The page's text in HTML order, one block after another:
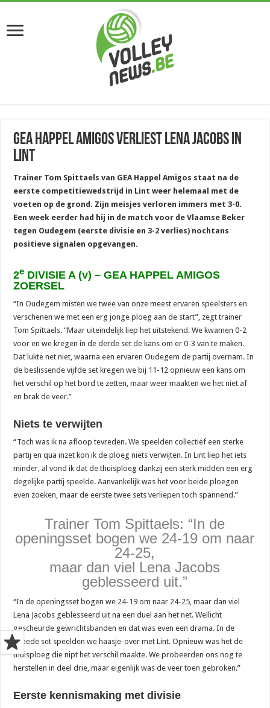
GEA Happel Amigos verliest Lena Jacobs in
Lint
Trainer Tom Spittaels van GEA Happel Amigos staat na de
eerste competitiewedstrijd in Lint weer helemaal met de
voeten op de grond. Zijn meisjes verloren immers met 3-0.
Een week eerder had hij in de match voor de Vlaamse Beker
tegen Oudegem (eerste divisie en 3-2 verlies) nochtans
positieve signalen opgevangen.
2e DIVISIE A (v) – GEA HAPPEL AMIGOS
ZOERSEL
“In Oudegem misten we twee van onze meest ervaren speelsters en
verschenen we met een erg jonge ploeg aan de start”, zegt trainer
Tom Spittaels. “Maar uiteindelijk liep het uitstekend. We kwamen 0-2
voor en we kregen in de derde set de kans om er 0-3 van te maken.
Dat lukte net niet, waarna een ervaren Oudegem de partij overnam. In
de beslissende vijfde set kregen we bij 11-12 opnieuw een kans om
het verschil op het bord te zetten, maar weer maakten we het niet af
en brak de veer.”
Niets te verwijten
“Toch was ik na afloop tevreden. We speelden collectief een sterke
partij en qua inzet kon ik de ploeg niets verwijten. In Lint liep het iets
minder, al vond ik dat de thuisploeg dankzij een sterk midden een erg
degelijke partij speelde. Aanvankelijk was het voor beide ploegen
even zoeken, maar de eerste twee sets verliepen toch spannend.”
Trainer Tom Spittaels: “In de
openingsset bogen we 24-19 om naar
24-25,
maar dan viel Lena Jacobs
geblesseerd uit.”
“In de openingsset bogen we 24-19 om naar 24-25, maar dan viel
Lena Jacobs geblesseerd uit na een duel aan het net. Wellicht
gescheurde gewrichtsbanden en dat was even een drama. In de
tweede set speelden we haasje-over met Lint. Opnieuw was het de
thuisploeg die nipt het verschil maakte. We probeerden ons nog te
herstellen in deel drie, maar eigenlijk was de veer toen gebroken.”
Eerste kennismaking met divisie